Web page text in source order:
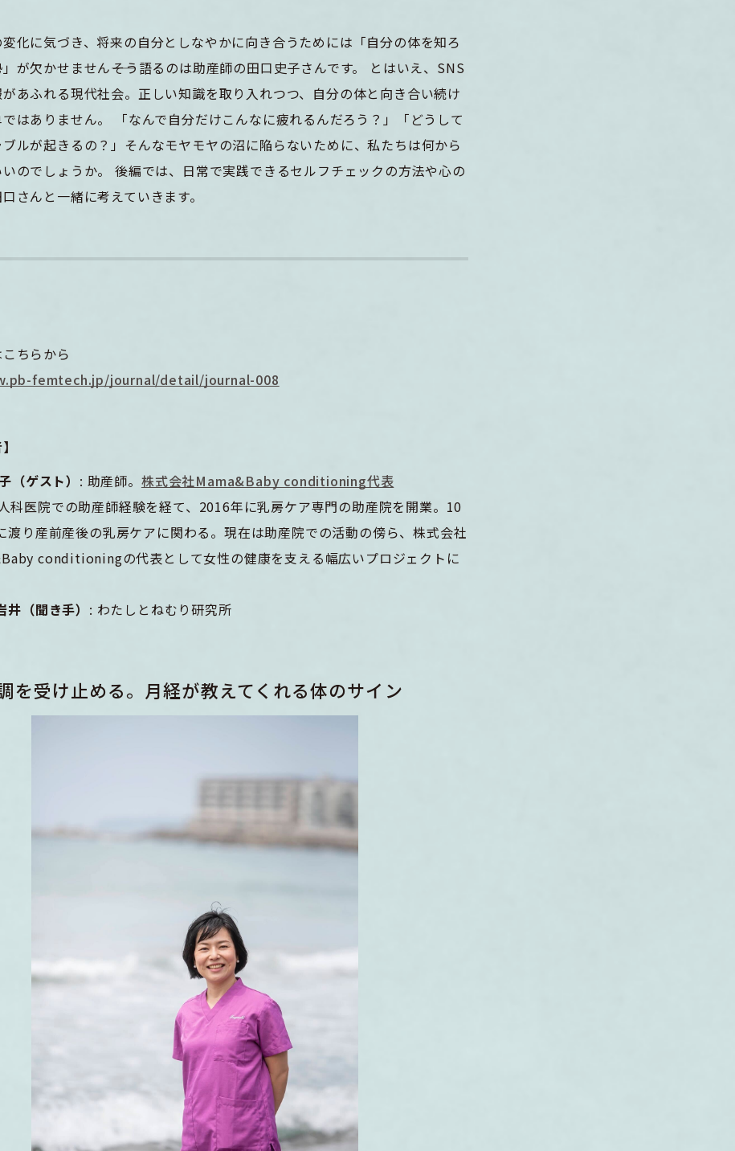
化に気づき、将来の自分としなやかに向き合うためには「自分の体を知ろ
が欠かせません――そう語るのは助産師の田口史子さんです。 とはいえ、SNS
あふれる現代社会。正しい知識を取り入れつつ、自分の体と向き合い続け
はありません。 「なんで自分だけこんなに疲れるんだろう？」「どうして
ルが起きるの？」そんなモヤモヤの沼に陥らないために、私たちは何から
のでしょうか。 後編では、日常で実践できるセルフチェックの方法や心の
さんと一緒に考えていきます。
ちらから
femtech.jp/journal/detail/journal-008
（ゲスト） : 助産師。 株式会社Mama&Baby conditioning代表
科医院での助産師経験を経て、2016年に乳房ケア専門の助産院を開業。10
渡り産前産後の乳房ケアに関わる。現在は助産院での活動の傍ら、株式会社
conditioningの代表として女性の健康を支える幅広いプロジェクトに
井（聞き手） : わたしとねむり研究所
を受け止める。月経が教えてくれる体のサイン